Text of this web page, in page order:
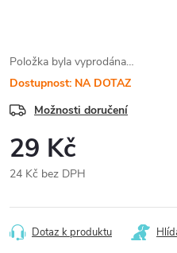
Položka byla vyprodána…
Dostupnost: NA DOTAZ
Možnosti doručení
29 Kč
24 Kč bez DPH
cena:
Dotaz k produktu